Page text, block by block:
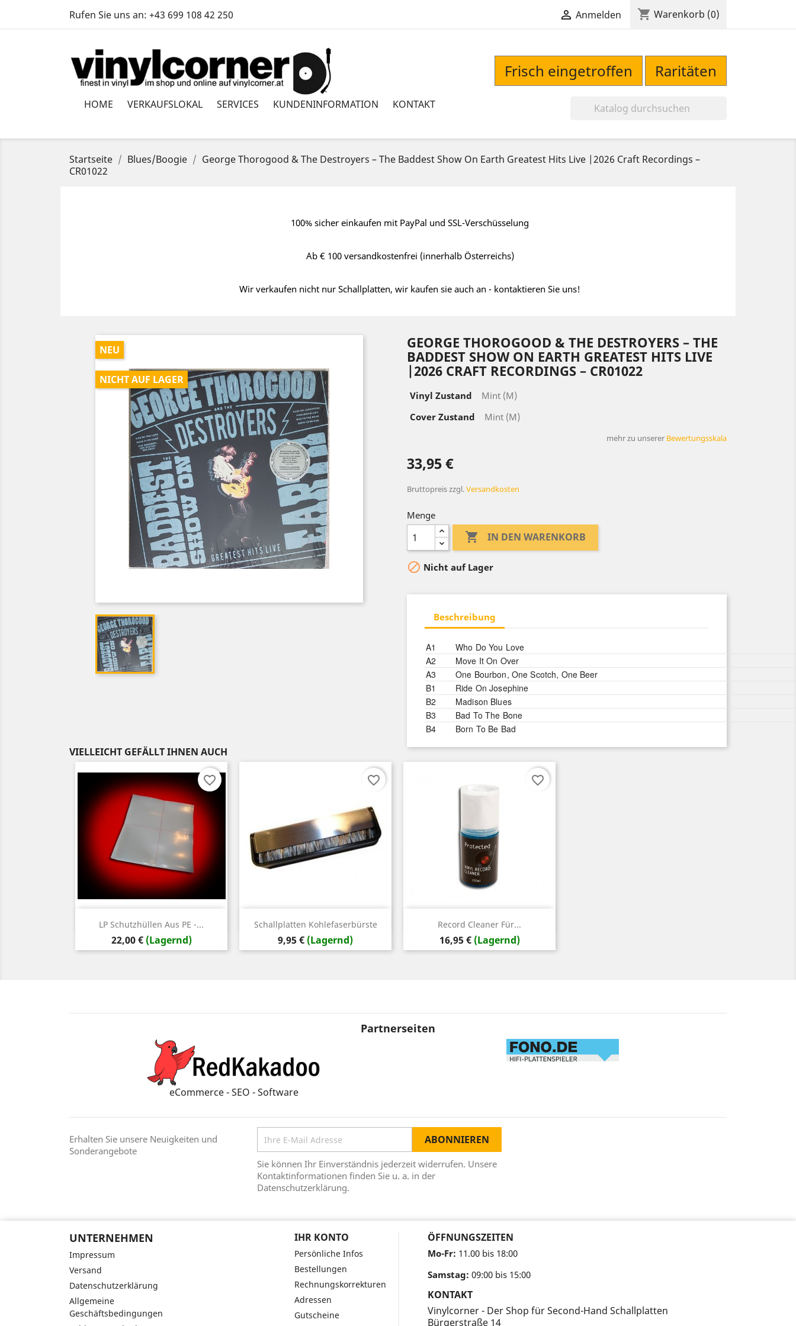
Rufen Sie uns an: +43 699 108 42 250  Anmelden shopping_cart Warenkorb (0)
Frisch eingetroffen Raritäten
HOME VERKAUFSLOKAL SERVICES KUNDENINFORMATION KONTAKT
Startseite Blues/Boogie
George Thorogood & The Destroyers – The Baddest Show On Earth Greatest Hits Live |2026 Craft Recordings –
CR01022
100% sicher einkaufen mit PayPal und SSL-Verschüsselung
Ab € 100 versandkostenfrei (innerhalb Österreichs)
Wir verkaufen nicht nur Schallplatten, wir kaufen sie auch an - kontaktieren Sie uns!
NEU
NICHT AUF LAGER
GEORGE THOROGOOD & THE DESTROYERS – THE
BADDEST SHOW ON EARTH GREATEST HITS LIVE
|2026 CRAFT RECORDINGS – CR01022
Vinyl Zustand
Mint (M)
Cover Zustand
Mint (M)
mehr zu unserer Bewertungsskala
33,95 €
Bruttopreiszzgl.Versandkosten
Menge
 IN DEN WARENKORB
 Nicht auf Lager
Beschreibung
A1
Who Do You Love
A2
Move It On Over
A3
One Bourbon, One Scotch, One Beer
B1
Ride On Josephine
B2
Madison Blues
B3
Bad To The Bone
B4
Born To Be Bad
VIELLEICHT GEFÄLLT IHNEN AUCH
LP Schutzhüllen Aus PE -...
Preis
22,00 € (Lagernd)
Vorschau
favorite_border
Schallplatten Kohlefaserbürste
Preis
9,95 € (Lagernd)
Vorschau
favorite_border
Record Cleaner Für...
Preis
16,95 € (Lagernd)
Vorschau
favorite_border
Partnerseiten
eCommerce - SEO - Software
Erhalten Sie unsere Neuigkeiten und
Sonderangebote
Sie können Ihr Einverständnis jederzeit widerrufen. Unsere
Kontaktinformationen finden Sie u. a. in der
Datenschutzerklärung.
UNTERNEHMEN
Impressum
Versand
Datenschutzerklärung
Allgemeine
Geschäftsbedingungen
IHR KONTO
Persönliche Infos
Bestellungen
Rechnungskorrekturen
Adressen
Gutscheine
ÖFFNUNGSZEITEN
Mo-Fr: 11.00 bis 18:00
Samstag: 09:00 bis 15:00
KONTAKT
Vinylcorner - Der Shop für Second-Hand Schallplatten
Bürgerstraße 14